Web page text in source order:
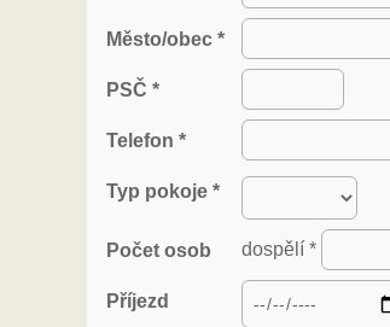
Město/obec *
PSČ *
Telefon *
Typ pokoje *
Počet osob dospělí *
Příjezd